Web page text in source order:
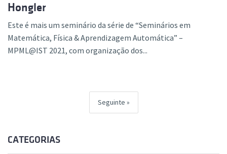
Hongler
Este é mais um seminário da série de “Seminários em
Matemática, Física & Aprendizagem Automática” –
MPML@IST 2021, com organização dos...
Seguinte
CATEGORIAS